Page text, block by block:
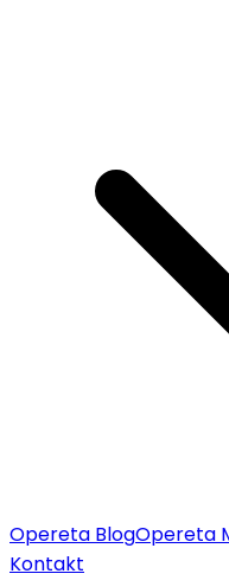
Opereta BlogOpereta
Kontakt